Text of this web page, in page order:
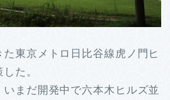
東京メトロ日比谷線虎ノ門ヒ
た。
いまだ開発中で六本木ヒルズ並